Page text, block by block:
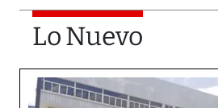
Lo Nuevo